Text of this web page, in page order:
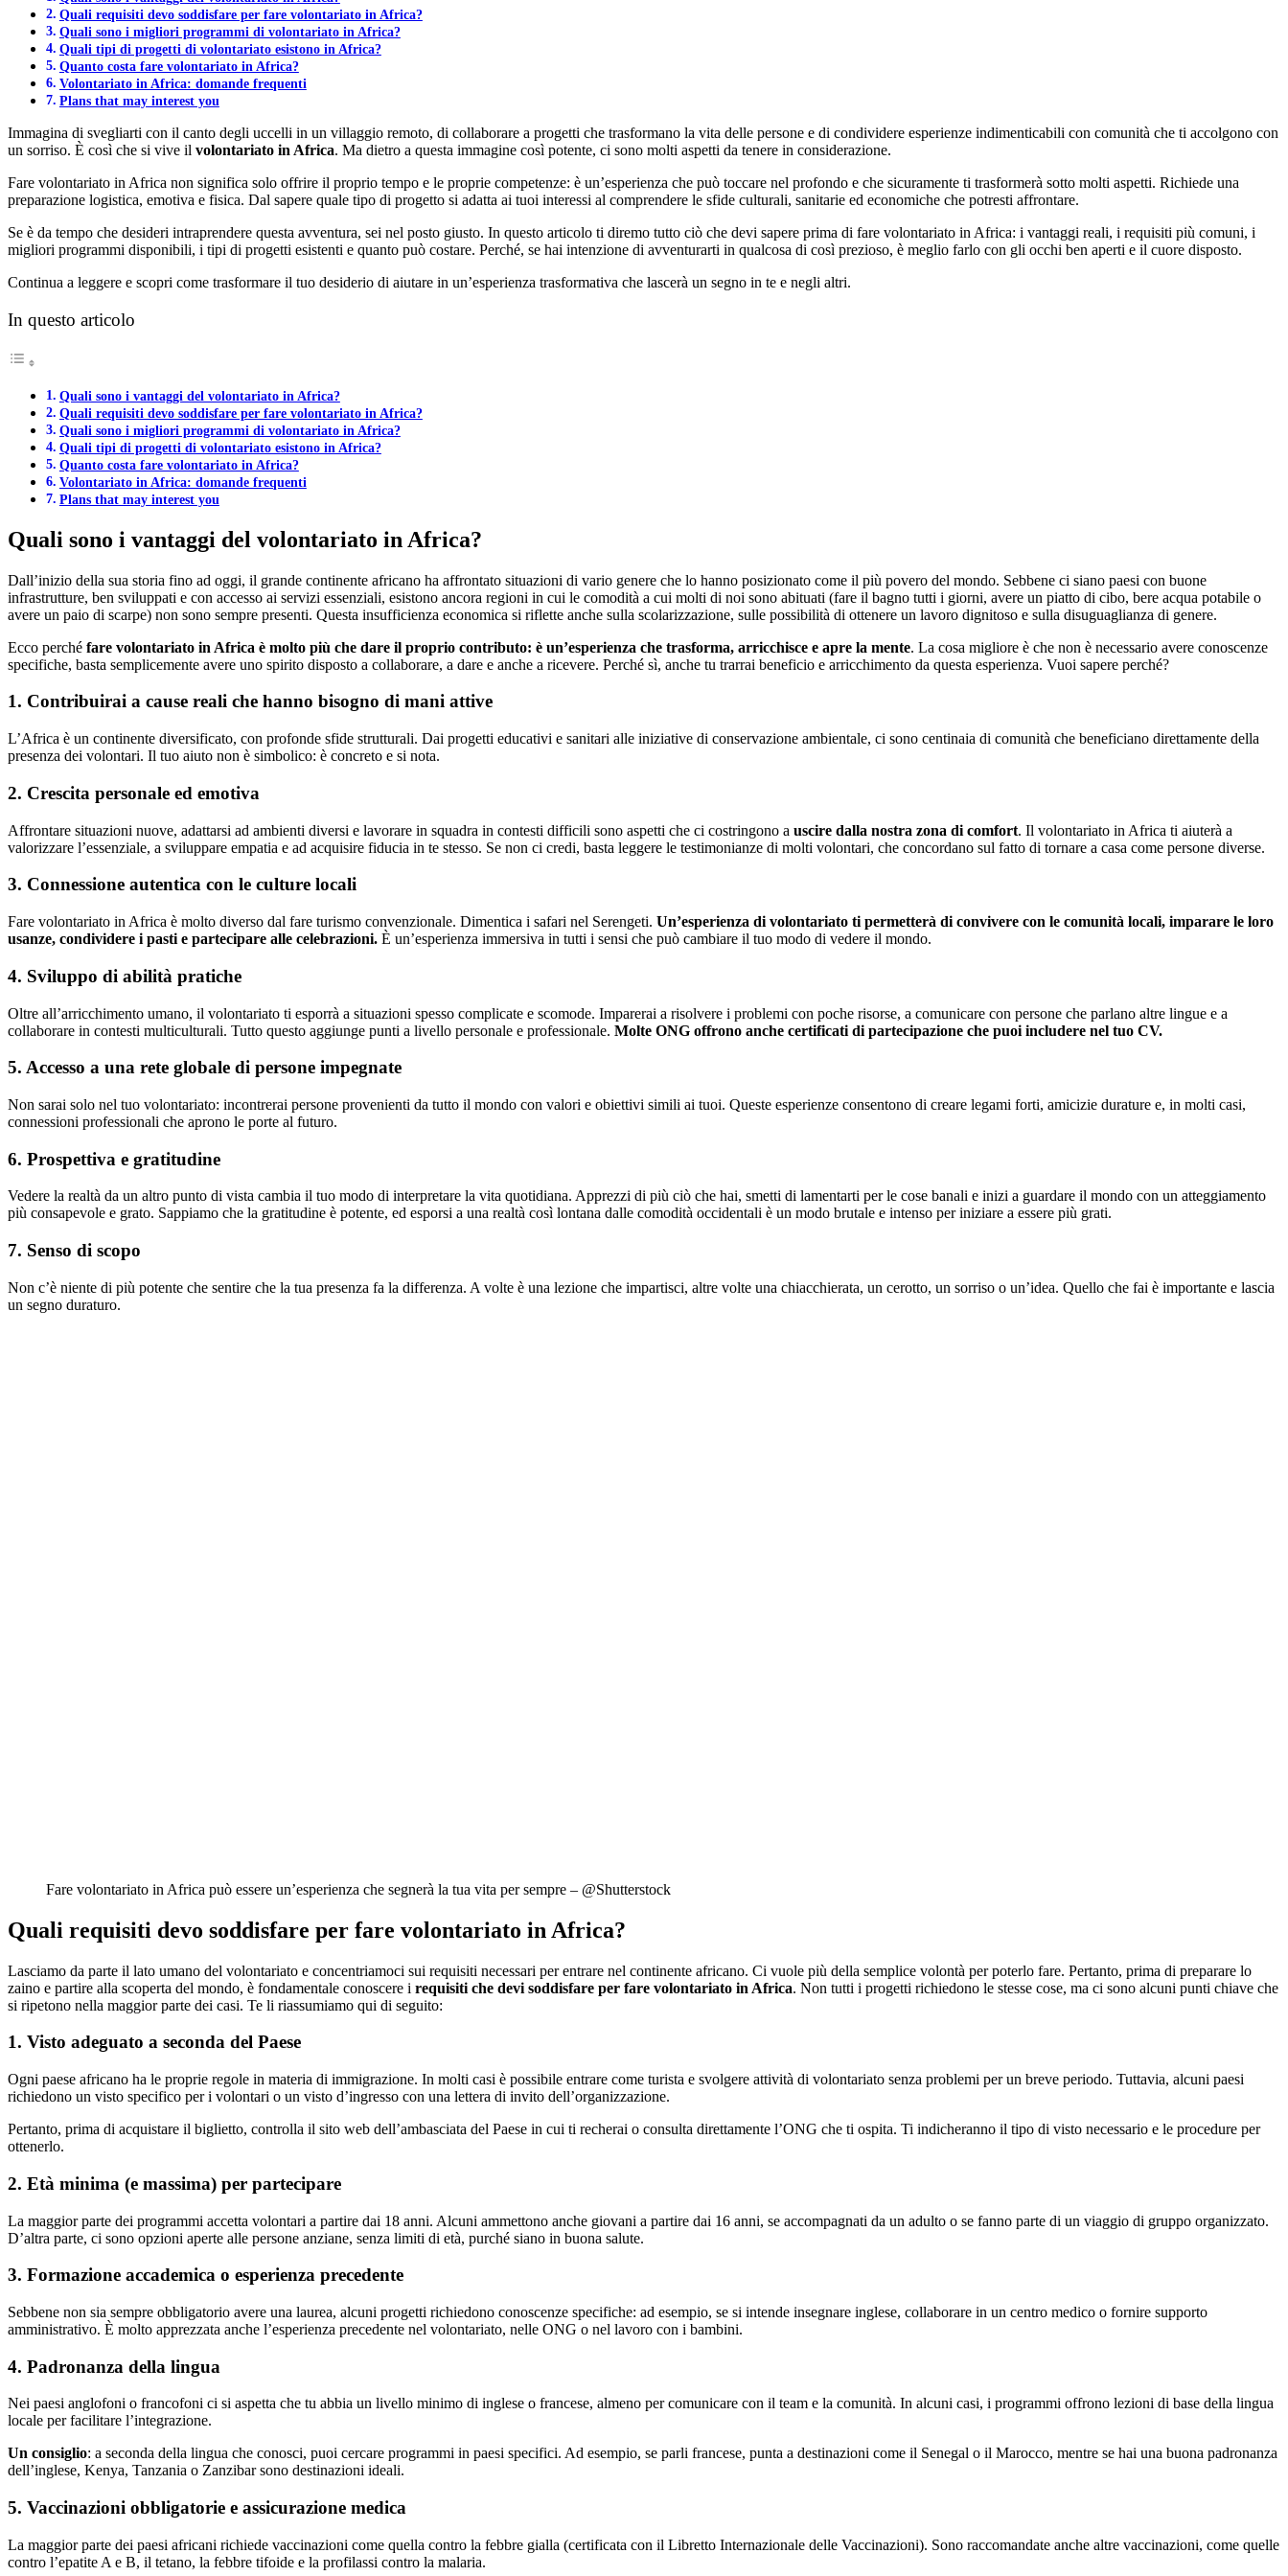
Quali requisiti devo soddisfare per fare volontariato in Africa?
Quali sono i migliori programmi di volontariato in Africa?
Quali tipi di progetti di volontariato esistono in Africa?
Quanto costa fare volontariato in Africa?
Volontariato in Africa: domande frequenti
Plans that may interest you
Immagina di svegliarti con il canto degli uccelli in un villaggio remoto, di collaborare a progetti che trasformano la vita delle persone e di condividere esperienze indimenticabili con comunità che ti accolgono con
un sorriso. È così che si vive il volontariato in Africa. Ma dietro a questa immagine così potente, ci sono molti aspetti da tenere in considerazione.
Fare volontariato in Africa non significa solo offrire il proprio tempo e le proprie competenze: è un’esperienza che può toccare nel profondo e che sicuramente ti trasformerà sotto molti aspetti. Richiede una
preparazione logistica, emotiva e fisica. Dal sapere quale tipo di progetto si adatta ai tuoi interessi al comprendere le sfide culturali, sanitarie ed economiche che potresti affrontare.
Se è da tempo che desideri intraprendere questa avventura, sei nel posto giusto. In questo articolo ti diremo tutto ciò che devi sapere prima di fare volontariato in Africa: i vantaggi reali, i requisiti più comuni, i
migliori programmi disponibili, i tipi di progetti esistenti e quanto può costare. Perché, se hai intenzione di avventurarti in qualcosa di così prezioso, è meglio farlo con gli occhi ben aperti e il cuore disposto.
Continua a leggere e scopri come trasformare il tuo desiderio di aiutare in un’esperienza trasformativa che lascerà un segno in te e negli altri.
In questo articolo
Quali sono i vantaggi del volontariato in Africa?
Quali requisiti devo soddisfare per fare volontariato in Africa?
Quali sono i migliori programmi di volontariato in Africa?
Quali tipi di progetti di volontariato esistono in Africa?
Quanto costa fare volontariato in Africa?
Volontariato in Africa: domande frequenti
Plans that may interest you
Quali sono i vantaggi del volontariato in Africa?
Dall’inizio della sua storia fino ad oggi, il grande continente africano ha affrontato situazioni di vario genere che lo hanno posizionato come il più povero del mondo. Sebbene ci siano paesi con buone
infrastrutture, ben sviluppati e con accesso ai servizi essenziali, esistono ancora regioni in cui le comodità a cui molti di noi sono abituati (fare il bagno tutti i giorni, avere un piatto di cibo, bere acqua potabile o
avere un paio di scarpe) non sono sempre presenti. Questa insufficienza economica si riflette anche sulla scolarizzazione, sulle possibilità di ottenere un lavoro dignitoso e sulla disuguaglianza di genere.
Ecco perché fare volontariato in Africa è molto più che dare il proprio contributo: è un’esperienza che trasforma, arricchisce e apre la mente. La cosa migliore è che non è necessario avere conoscenze
specifiche, basta semplicemente avere uno spirito disposto a collaborare, a dare e anche a ricevere. Perché sì, anche tu trarrai beneficio e arricchimento da questa esperienza. Vuoi sapere perché?
1. Contribuirai a cause reali che hanno bisogno di mani attive
L’Africa è un continente diversificato, con profonde sfide strutturali. Dai progetti educativi e sanitari alle iniziative di conservazione ambientale, ci sono centinaia di comunità che beneficiano direttamente della
presenza dei volontari. Il tuo aiuto non è simbolico: è concreto e si nota.
2. Crescita personale ed emotiva
Affrontare situazioni nuove, adattarsi ad ambienti diversi e lavorare in squadra in contesti difficili sono aspetti che ci costringono a uscire dalla nostra zona di comfort. Il volontariato in Africa ti aiuterà a
valorizzare l’essenziale, a sviluppare empatia e ad acquisire fiducia in te stesso. Se non ci credi, basta leggere le testimonianze di molti volontari, che concordano sul fatto di tornare a casa come persone diverse.
3. Connessione autentica con le culture locali
Fare volontariato in Africa è molto diverso dal fare turismo convenzionale. Dimentica i safari nel Serengeti. Un’esperienza di volontariato ti permetterà di convivere con le comunità locali, imparare le loro
usanze, condividere i pasti e partecipare alle celebrazioni. È un’esperienza immersiva in tutti i sensi che può cambiare il tuo modo di vedere il mondo.
4. Sviluppo di abilità pratiche
Oltre all’arricchimento umano, il volontariato ti esporrà a situazioni spesso complicate e scomode. Imparerai a risolvere i problemi con poche risorse, a comunicare con persone che parlano altre lingue e a
collaborare in contesti multiculturali. Tutto questo aggiunge punti a livello personale e professionale. Molte ONG offrono anche certificati di partecipazione che puoi includere nel tuo CV.
5. Accesso a una rete globale di persone impegnate
Non sarai solo nel tuo volontariato: incontrerai persone provenienti da tutto il mondo con valori e obiettivi simili ai tuoi. Queste esperienze consentono di creare legami forti, amicizie durature e, in molti casi,
connessioni professionali che aprono le porte al futuro.
6. Prospettiva e gratitudine
Vedere la realtà da un altro punto di vista cambia il tuo modo di interpretare la vita quotidiana. Apprezzi di più ciò che hai, smetti di lamentarti per le cose banali e inizi a guardare il mondo con un atteggiamento
più consapevole e grato. Sappiamo che la gratitudine è potente, ed esporsi a una realtà così lontana dalle comodità occidentali è un modo brutale e intenso per iniziare a essere più grati.
7. Senso di scopo
Non c’è niente di più potente che sentire che la tua presenza fa la differenza. A volte è una lezione che impartisci, altre volte una chiacchierata, un cerotto, un sorriso o un’idea. Quello che fai è importante e lascia
un segno duraturo.
Fare volontariato in Africa può essere un’esperienza che segnerà la tua vita per sempre – @Shutterstock
Quali requisiti devo soddisfare per fare volontariato in Africa?
Lasciamo da parte il lato umano del volontariato e concentriamoci sui requisiti necessari per entrare nel continente africano. Ci vuole più della semplice volontà per poterlo fare. Pertanto, prima di preparare lo
zaino e partire alla scoperta del mondo, è fondamentale conoscere i requisiti che devi soddisfare per fare volontariato in Africa. Non tutti i progetti richiedono le stesse cose, ma ci sono alcuni punti chiave che
si ripetono nella maggior parte dei casi. Te li riassumiamo qui di seguito:
1. Visto adeguato a seconda del Paese
Ogni paese africano ha le proprie regole in materia di immigrazione. In molti casi è possibile entrare come turista e svolgere attività di volontariato senza problemi per un breve periodo. Tuttavia, alcuni paesi
richiedono un visto specifico per i volontari o un visto d’ingresso con una lettera di invito dell’organizzazione.
Pertanto, prima di acquistare il biglietto, controlla il sito web dell’ambasciata del Paese in cui ti recherai o consulta direttamente l’ONG che ti ospita. Ti indicheranno il tipo di visto necessario e le procedure per
ottenerlo.
2. Età minima (e massima) per partecipare
La maggior parte dei programmi accetta volontari a partire dai 18 anni. Alcuni ammettono anche giovani a partire dai 16 anni, se accompagnati da un adulto o se fanno parte di un viaggio di gruppo organizzato.
D’altra parte, ci sono opzioni aperte alle persone anziane, senza limiti di età, purché siano in buona salute.
3. Formazione accademica o esperienza precedente
Sebbene non sia sempre obbligatorio avere una laurea, alcuni progetti richiedono conoscenze specifiche: ad esempio, se si intende insegnare inglese, collaborare in un centro medico o fornire supporto
amministrativo. È molto apprezzata anche l’esperienza precedente nel volontariato, nelle ONG o nel lavoro con i bambini.
4. Padronanza della lingua
Nei paesi anglofoni o francofoni ci si aspetta che tu abbia un livello minimo di inglese o francese, almeno per comunicare con il team e la comunità. In alcuni casi, i programmi offrono lezioni di base della lingua
locale per facilitare l’integrazione.
Un consiglio: a seconda della lingua che conosci, puoi cercare programmi in paesi specifici. Ad esempio, se parli francese, punta a destinazioni come il Senegal o il Marocco, mentre se hai una buona padronanza
dell’inglese, Kenya, Tanzania o Zanzibar sono destinazioni ideali.
5. Vaccinazioni obbligatorie e assicurazione medica
La maggior parte dei paesi africani richiede vaccinazioni come quella contro la febbre gialla (certificata con il Libretto Internazionale delle Vaccinazioni). Sono raccomandate anche altre vaccinazioni, come quelle
contro l’epatite A e B, il tetano, la febbre tifoide e la profilassi contro la malaria.